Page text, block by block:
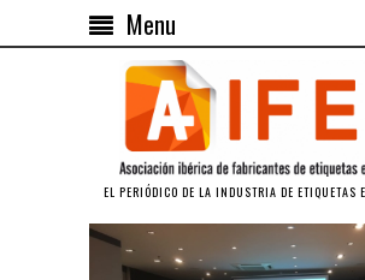
Menu
EL PERIÓDICO DE LA INDUSTRIA DE ETIQUETAS